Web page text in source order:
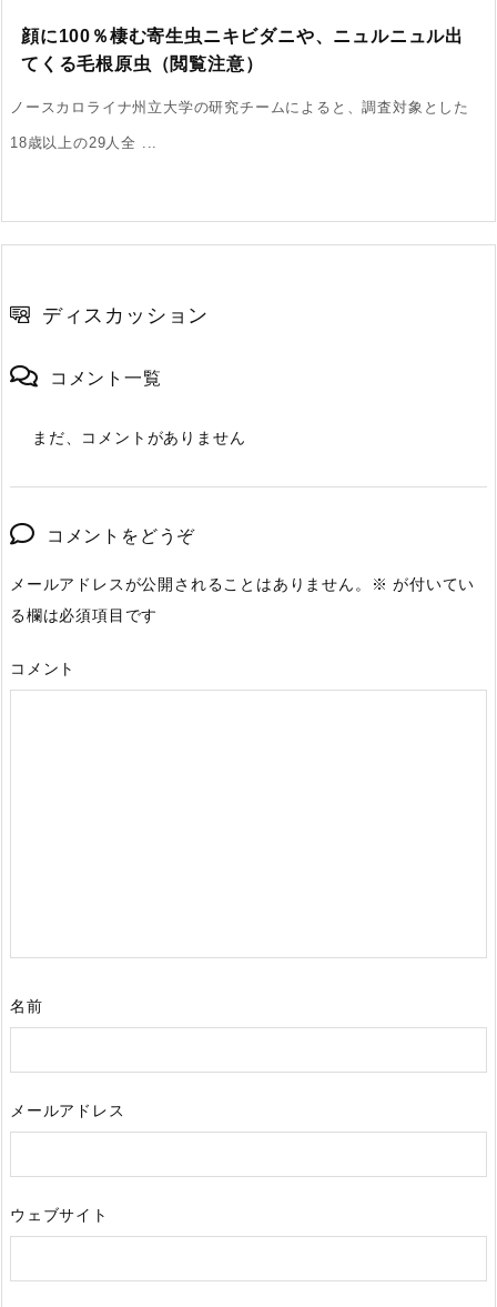
顔に100％棲む寄生虫ニキビダニや、ニュルニュル出
てくる毛根原虫（閲覧注意）
ノースカロライナ州立大学の研究チームによると、調査対象とした
18歳以上の29人全 ...
ディスカッション
コメント一覧
まだ、コメントがありません
コメントをどうぞ
メールアドレスが公開されることはありません。 ※ が付いてい
る欄は必須項目です
コメント
名前
メールアドレス
ウェブサイト